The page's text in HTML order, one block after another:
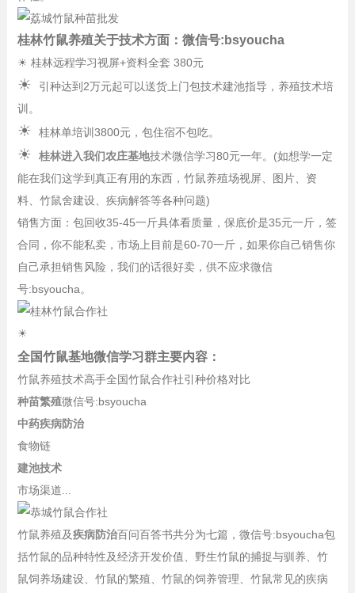
桂林竹鼠养殖关于技术方面：微信号:bsyoucha
☀ 桂林远程学习视屏+资料全套 380元
☀
引种达到2万元起可以送货上门包技术建池指导，养殖技术培
训。
☀ 桂林单培训3800元，包住宿不包吃。
☀ 桂林进入我们农庄基地技术微信学习80元一年。(如想学一定
能在我们这学到真正有用的东西，竹鼠养殖场视屏、图片、资
料、竹鼠舍建设、疾病解答等各种问题)
销售方面：包回收35-45一斤具体看质量，保底价是35元一斤，签
合同，你不能私卖，市场上目前是60-70一斤，如果你自己销售你
自己承担销售风险，我们的话很好卖，供不应求微信
号:bsyoucha。
☀
全国竹鼠基地微信学习群主要内容：
竹鼠养殖技术高手全国竹鼠合作社引种价格对比
种苗繁殖微信号:bsyoucha
中药疾病防治
食物链
建池技术
市场渠道...
竹鼠养殖及疾病防治百问百答书共分为七篇，微信号:bsyoucha包
括竹鼠的品种特性及经济开发价值、野生竹鼠的捕捉与驯养、竹
鼠饲养场建设、竹鼠的繁殖、竹鼠的饲养管理、竹鼠常见的疾病